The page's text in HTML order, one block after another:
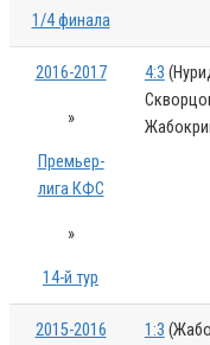
1/4 финала
2016-2017
»
Премьер-
лига КФС
»
14-й тур
4:3
2015-2016 1:3